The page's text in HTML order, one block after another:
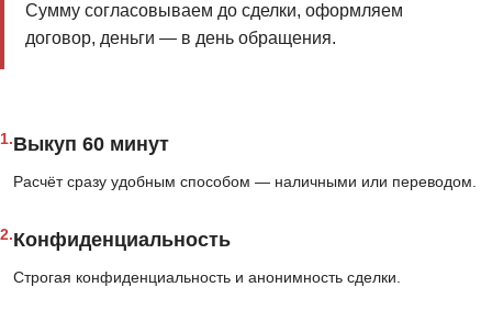
Сумму согласовываем до сделки, оформляем
договор, деньги — в день обращения.
1.Выкуп 60 минут
Расчёт сразу удобным способом — наличными или переводом.
2.Конфиденциальность
Строгая конфиденциальность и анонимность сделки.